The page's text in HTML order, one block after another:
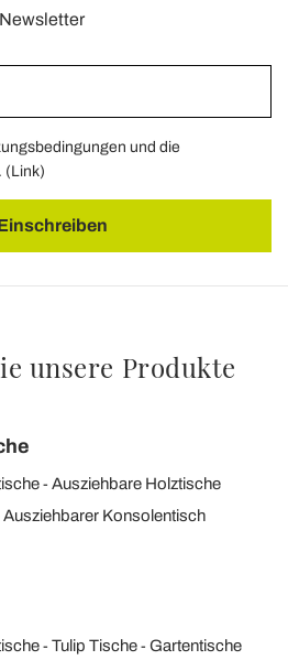
Newsletter
und die
(Link)
unsere Produkte
Ausziehbare Holztische
Ausziehbarer Konsolentisch
Tulip Tische Gartentische